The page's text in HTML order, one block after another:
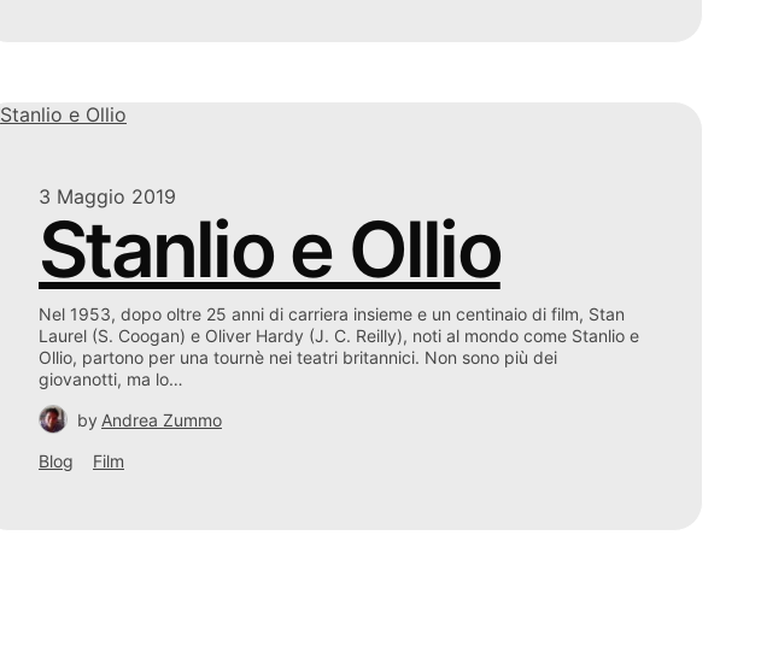
3 Maggio 2019
Stanlio e Ollio
Nel 1953, dopo oltre 25 anni di carriera insieme e un centinaio di film, Stan
Laurel (S. Coogan) e Oliver Hardy (J. C. Reilly), noti al mondo come Stanlio e
Ollio, partono per una tournè nei teatri britannici. Non sono più dei
giovanotti, ma lo…
by Andrea Zummo
Blog
Film